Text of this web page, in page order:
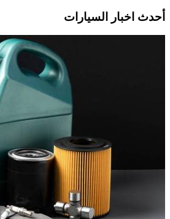
أحدث اخبار السيارات